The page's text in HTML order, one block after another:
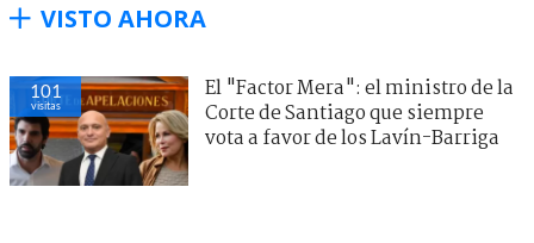
VISTO AHORA
101
visitas
El "Factor Mera": el ministro de la
Corte de Santiago que siempre
vota a favor de los Lavín-Barriga